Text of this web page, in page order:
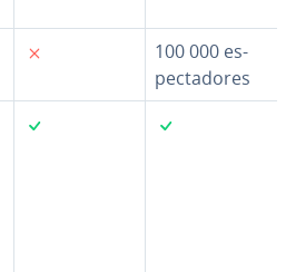
100 000 es­
pe­c­ta­do­res